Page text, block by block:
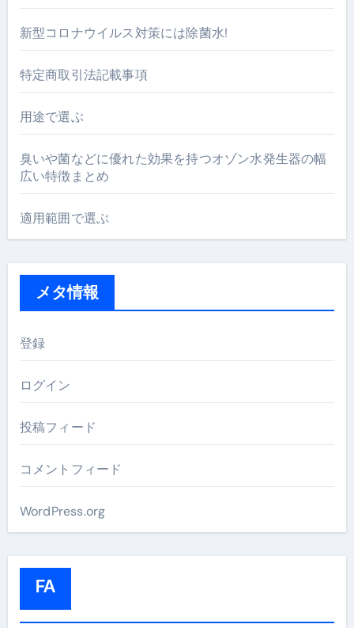
新型コロナウイルス対策には除菌水!
特定商取引法記載事項
用途で選ぶ
臭いや菌などに優れた効果を持つオゾン水発生器の幅
広い特徴まとめ
適用範囲で選ぶ
メタ情報
登録
ログイン
投稿フィード
コメントフィード
WordPress.org
FA